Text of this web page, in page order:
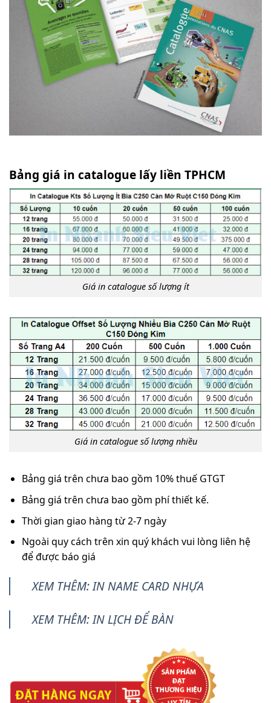
Bảng giá in catalogue lấy liền TPHCM
Giá in catalogue số lượng ít
Giá in catalogue số lượng nhiều
Bảng giá trên chưa bao gồm 10% thuế GTGT
Bảng giá trên chưa bao gồm phí thiết kế.
Thời gian giao hàng từ 2-7 ngày
Ngoài quy cách trên xin quý khách vui lòng liên hệ
để được báo giá
XEM THÊM: IN NAME CARD NHỰA
XEM THÊM: IN LỊCH ĐỂ BÀN